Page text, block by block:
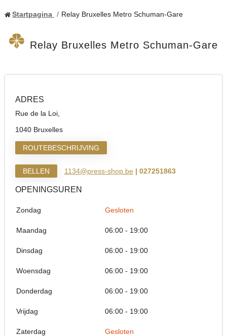
Startpagina Relay Bruxelles Metro Schuman-Gare
Relay Bruxelles Metro Schuman-Gare
ADRES
Rue de la Loi,
1040 Bruxelles
ROUTEBESCHRIJVING
BELLEN 1134@press-shop.be | 027251863
OPENINGSUREN
Zondag Gesloten
Maandag 06:00 - 19:00
Dinsdag 06:00 - 19:00
Woensdag 06:00 - 19:00
Donderdag 06:00 - 19:00
Vrijdag 06:00 - 19:00
Zaterdag Gesloten